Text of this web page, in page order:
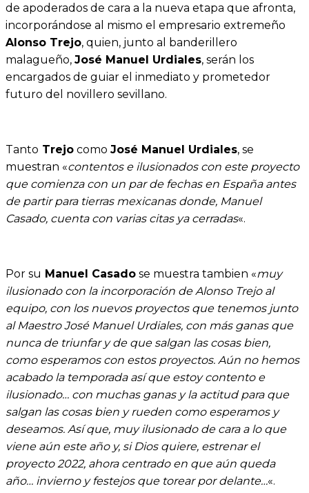
de apoderados de cara a la nueva etapa que afronta,
incorporándose al mismo el empresario extremeño
Alonso Trejo, quien, junto al banderillero
malagueño, José Manuel Urdiales, serán los
encargados de guiar el inmediato y prometedor
futuro del novillero sevillano.
Tanto Trejo como José Manuel Urdiales, se
muestran «contentos e ilusionados con este proyecto
que comienza con un par de fechas en España antes
de partir para tierras mexicanas donde, Manuel
Casado, cuenta con varias citas ya cerradas«.
Por su Manuel Casado se muestra tambien «muy
ilusionado con la incorporación de Alonso Trejo al
equipo, con los nuevos proyectos que tenemos junto
al Maestro José Manuel Urdiales, con más ganas que
nunca de triunfar y de que salgan las cosas bien,
como esperamos con estos proyectos. Aún no hemos
acabado la temporada así que estoy contento e
ilusionado… con muchas ganas y la actitud para que
salgan las cosas bien y rueden como esperamos y
deseamos. Así que, muy ilusionado de cara a lo que
viene aún este año y, si Dios quiere, estrenar el
proyecto 2022, ahora centrado en que aún queda
año… invierno y festejos que torear por delante…«.